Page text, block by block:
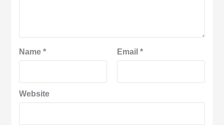
Name* Email *
Website